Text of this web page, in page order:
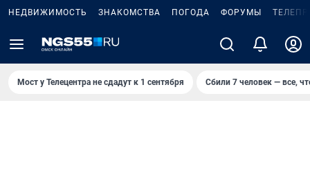
НЕДВИЖИМОСТЬ ЗНАКОМСТВА ПОГОДА ФОРУМЫ
Мост у Телецентра не сдадут к 1 сентября Сбили 7 человек — все,